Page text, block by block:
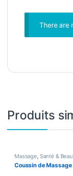
There are
Produits
Massage, Santé &
Coussin de Massage